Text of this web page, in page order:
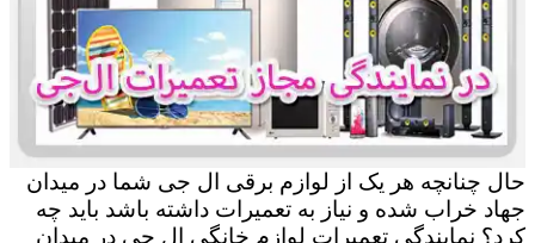
حال چنانچه هر یک از لوازم برقی ال جی شما در میدان
جهاد خراب شده و نیاز به تعمیرات داشته باشد باید چه
کرد؟ نمایندگی تعمیرات لوازم خانگی ال جی در میدان